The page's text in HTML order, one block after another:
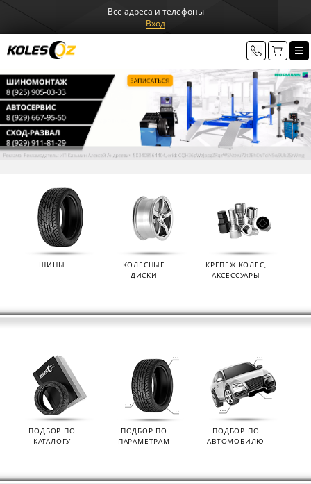
Все адреса и телефоны
Вход
ШИНЫ
КОЛЕСНЫЕ
ДИСКИ
КРЕПЕЖ КОЛЕС,
АКСЕССУАРЫ
ПОДБОР ПО
КАТАЛОГУ
ПОДБОР ПО
ПАРАМЕТРАМ
ПОДБОР ПО
АВТОМОБИЛЮ